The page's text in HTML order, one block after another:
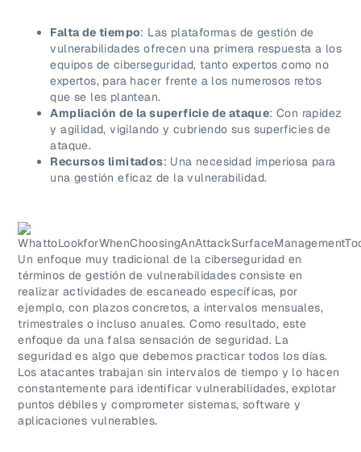
Falta de tiempo: Las plataformas de gestión de
vulnerabilidades ofrecen una primera respuesta a los
equipos de ciberseguridad, tanto expertos como no
expertos, para hacer frente a los numerosos retos
que se les plantean.
Ampliación de la superficie de ataque: Con rapidez
y agilidad, vigilando y cubriendo sus superficies de
ataque.
Recursos limitados: Una necesidad imperiosa para
una gestión eficaz de la vulnerabilidad.
Un enfoque muy tradicional de la ciberseguridad en
términos de gestión de vulnerabilidades consiste en
realizar actividades de escaneado específicas, por
ejemplo, con plazos concretos, a intervalos mensuales,
trimestrales o incluso anuales. Como resultado, este
enfoque da una falsa sensación de seguridad. La
seguridad es algo que debemos practicar todos los días.
Los atacantes trabajan sin intervalos de tiempo y lo hacen
constantemente para identificar vulnerabilidades, explotar
puntos débiles y comprometer sistemas, software y
aplicaciones vulnerables.